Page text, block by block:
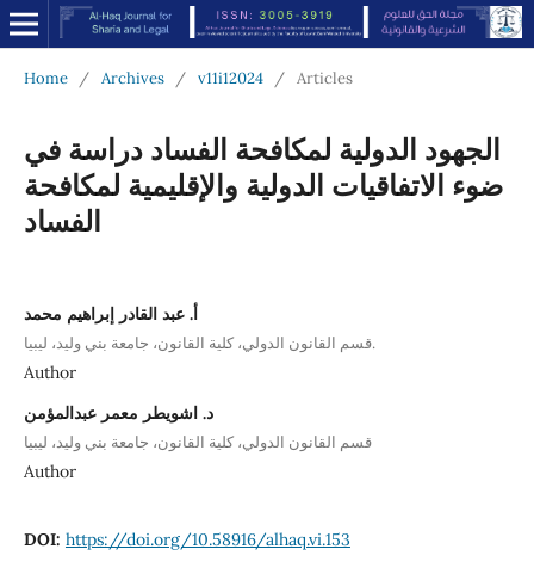
Home / Archives / v11i12024 / Articles
الجهود الدولية لمكافحة الفساد دراسة في
ضوء الاتفاقيات الدولية والإقليمية لمكافحة
الفساد
أ. عبد القادر إبراهيم محمد
قسم القانون الدولي، كلية القانون، جامعة بني وليد، ليبيا.
Author
د. اشويطر معمر عبدالمؤمن
قسم القانون الدولي، كلية القانون، جامعة بني وليد، ليبيا
Author
DOI: https://doi.org/10.58916/alhaq.vi.153